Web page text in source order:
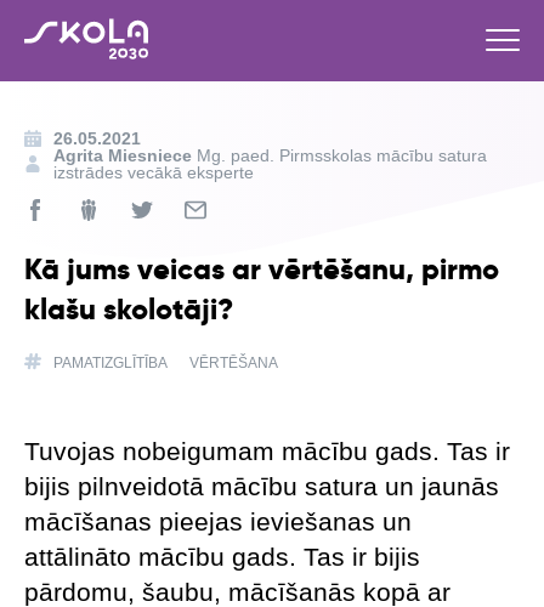
26.05.2021
Agrita Miesniece Mg. paed. Pirmsskolas mācību satura
izstrādes vecākā eksperte
Kā jums veicas ar vērtēšanu, pirmo
klašu skolotāji?
PAMATIZGLĪTĪBA VĒRTĒŠANA
Tuvojas nobeigumam mācību gads. Tas ir
bijis pilnveidotā mācību satura un jaunās
mācīšanas pieejas ieviešanas un
attālināto mācību gads. Tas ir bijis
pārdomu, šaubu, mācīšanās kopā ar